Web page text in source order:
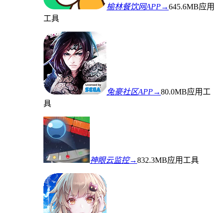
榆林餐饮网APP→645.6MB应用
工具
兔豪社区APP→80.0MB应用工
具
神眼云监控→832.3MB应用工具